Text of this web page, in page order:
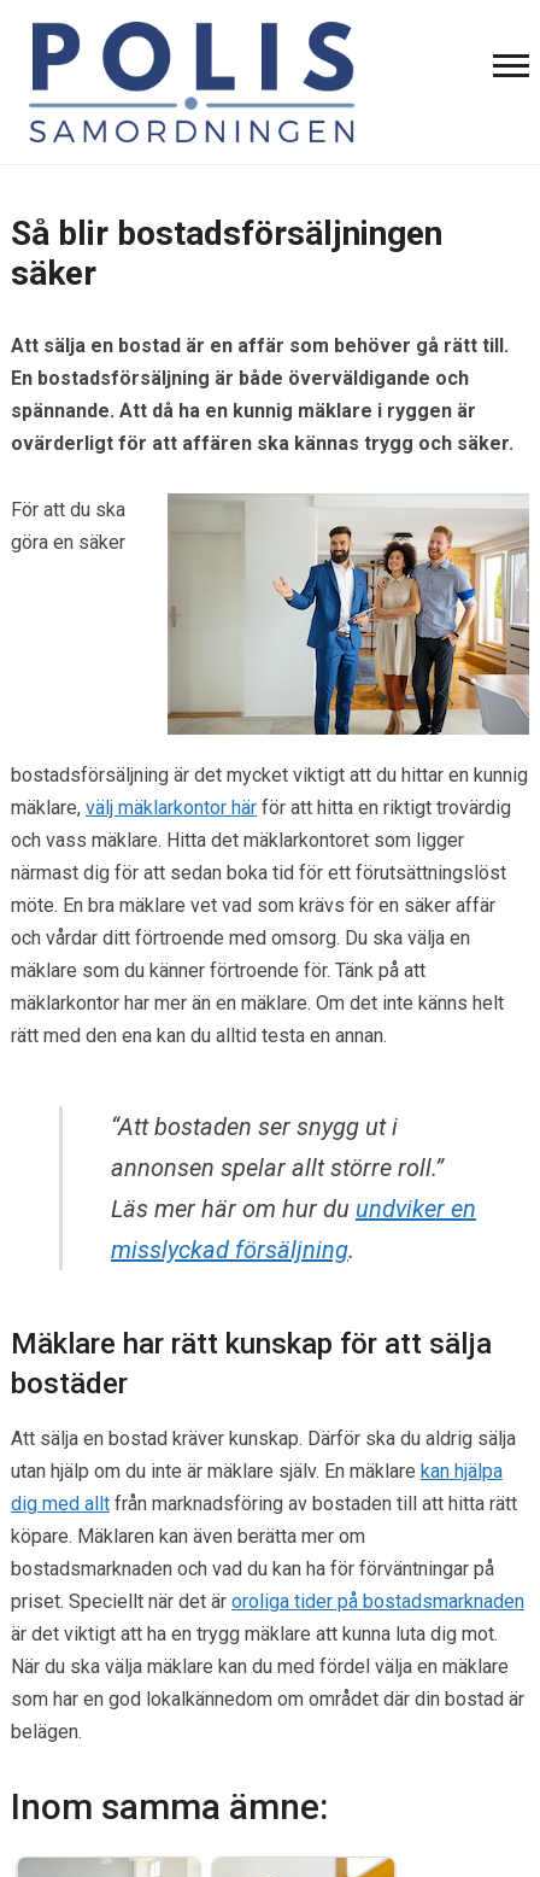
Så blir bostadsförsäljningen
säker
Att sälja en bostad är en affär som behöver gå rätt till.
En bostadsförsäljning är både överväldigande och
spännande. Att då ha en kunnig mäklare i ryggen är
ovärderligt för att affären ska kännas trygg och säker.
För att du ska
göra en säker
bostadsförsäljning är det mycket viktigt att du hittar en kunnig
mäklare, välj mäklarkontor härför att hitta en riktigt trovärdig
och vass mäklare. Hitta det mäklarkontoret som ligger
närmast dig för att sedan boka tid för ett förutsättningslöst
möte. En bra mäklare vet vad som krävs för en säker affär
och vårdar ditt förtroende med omsorg. Du ska välja en
mäklare som du känner förtroende för. Tänk på att
mäklarkontor har mer än en mäklare. Om det inte känns helt
rätt med den ena kan du alltid testa en annan.
“Att bostaden ser snygg ut i
annonsen spelar allt större roll.”
Läs mer här om hur du undviker en
misslyckad försäljning.
Mäklare har rätt kunskap för att sälja
bostäder
Att sälja en bostad kräver kunskap. Därför ska du aldrig sälja
utan hjälp om du inte är mäklare själv. En mäklare kan hjälpa
dig med alltfrån marknadsföring av bostaden till att hitta rätt
köpare. Mäklaren kan även berätta mer om
bostadsmarknaden och vad du kan ha för förväntningar på
priset. Speciellt när det är oroliga tider på bostadsmarknaden
är det viktigt att ha en trygg mäklare att kunna luta dig mot.
När du ska välja mäklare kan du med fördel välja en mäklare
som har en god lokalkännedom om området där din bostad är
belägen.
Inom samma ämne: